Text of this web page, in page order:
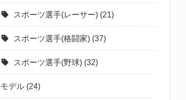
スポーツ選手(レーサー) (21)
スポーツ選手(格闘家) (37)
スポーツ選手(野球) (32)
モデル (24)